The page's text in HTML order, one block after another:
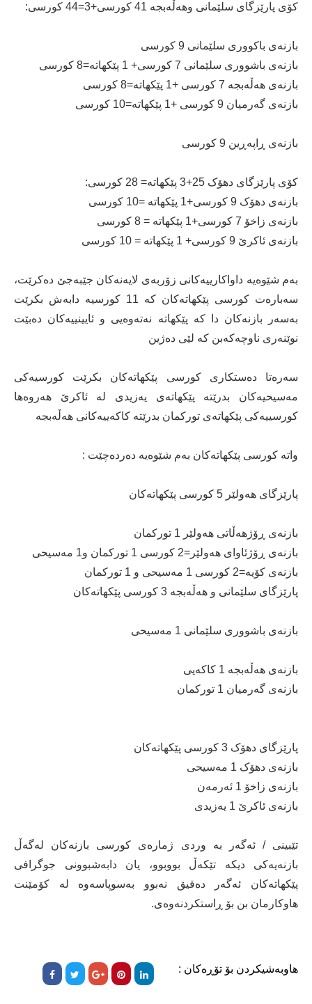
کۆی پارێزگای سلێمانی وهەڵەبجە 41 کورسی+3=44 کورسی:
بازنەی باکووری سلێمانی 9 کورسی
بازنەی باشووری سلێمانی 7 کورسی+ 1 پێکهاتە=8 کورسی
بازنەی هەڵەبجە 7 کورسی +1 پێکهاتە=8 کورسی
بازنەی گەرمیان 9 کورسی +1 پێکهاتە=10 کورسی
بازنەی ڕاپەڕین 9 کورسی
کۆی پارێزگای دهۆک 25+3 پێکهاتە= 28 کورسی:
بازنەی دهۆک 9 کورسی+1 پێکهاتە =10 کورسی
بازنەی زاخۆ 7 کورسی+1 پێکهاتە = 8 کورسی
بازنەی ئاکرێ 9 کورسی+ 1 پێکهاتە = 10 کورسی
بەم شێوەیە داواکارییەکانی زۆربەی لایەنەکان جێبەجێ دەکرێت،
سەبارەت کورسی پێکهاتەکان کە 11 کورسیە دابەش بکرێت
بەسەر بازنەکان دا کە پێکهاتە نەتەوەیی و ئایینییەکان دەبێت
نوێنەری ناوچەکەبن کە لێی دەژین
سەرەتا دەستکاری کورسی پێکهاتەکان بکرێت کورسیەکی
مەسیحیەکان بدرێتە پێکهاتەی یەزیدی لە ئاکرێ هەروەها
کورسییەکی پێکهاتەی تورکمان بدرێتە کاکەییەکانی هەڵەبجە
واتە کورسی پێکهاتەکان بەم شێوەیە دەردەچێت :
پارێزگای هەولێر 5 کورسی پێکهاتەکان
بازنەی ڕۆژهەڵاتی هەولێر 1 تورکمان
بازنەی ڕۆژئاوای هەولێر=2 کورسی 1 تورکمان و1 مەسیحی
بازنەی کۆیە=2 کورسی 1 مەسیحی و 1 تورکمان
پارێزگای سلێمانی و هەڵەبجە 3 کورسی پێکهاتەکان
بازنەی باشووری سلێمانی 1 مەسیحی
بازنەی هەڵەبجە 1 کاکەیی
بازنەی گەرمیان 1 تورکمان
پارێزگای دهۆک 3 کورسی پێکهاتەکان
بازنەی دهۆک 1 مەسیحی
بازنەی زاخۆ 1 ئەرمەن
بازنەی ئاکرێ 1 یەزیدی
تێبینی / ئەگەر بە وردی ژمارەی کورسی بازنەکان لەگەڵ
بازنەیەکی دیکە تێکەڵ بووبوو، یان دابەشبوونی جوگرافی
پێکهاتەکان ئەگەر دەقیق نەبوو بەسوپاسەوە لە کۆمێنت
هاوکارمان بن بۆ ڕاستکردنەوەی.
هاوبەشیکردن بۆ تۆڕەکان :